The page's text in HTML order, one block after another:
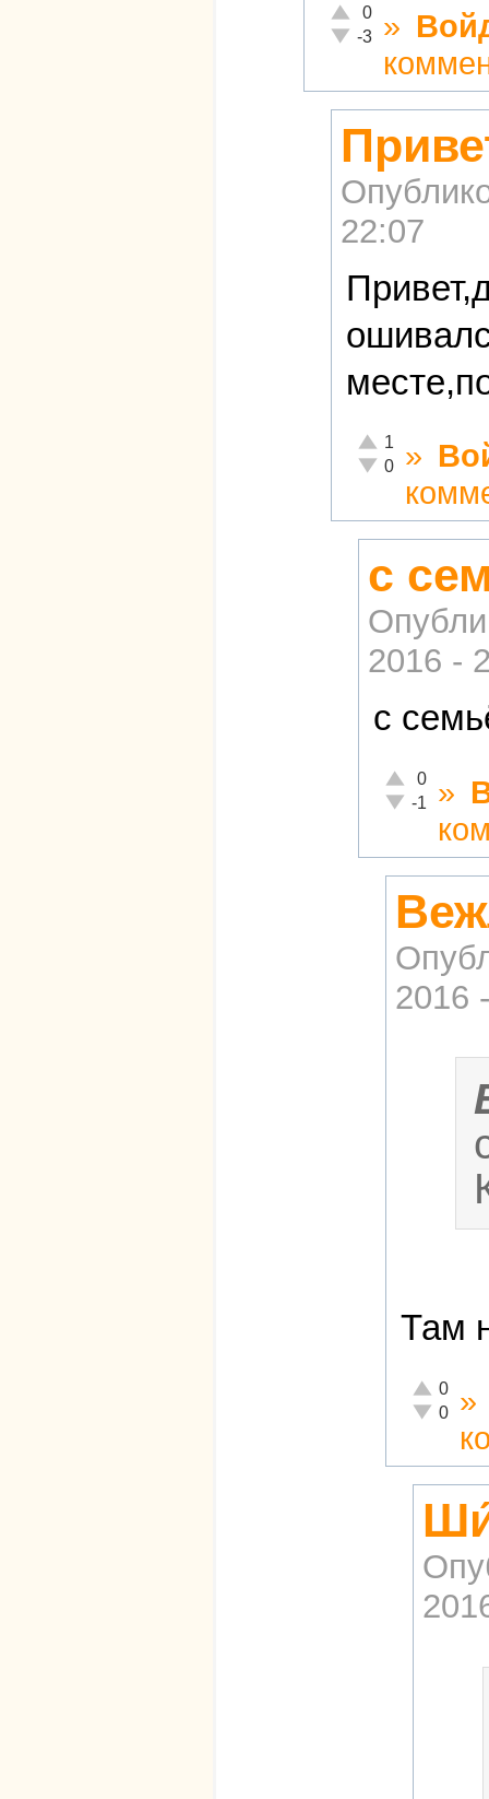
Отлично!
0
Неадекватно!
-3 »
22:07
Отлично!
1
Неадекватно!
0 »
с
2016 -
с
Отлично!
0
Неадекватно!
-1 »
2016
Там
Отлично!
0
0
»